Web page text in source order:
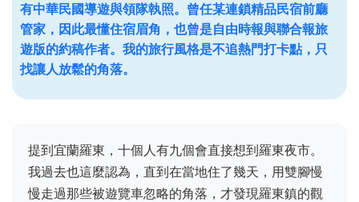
有中華民國導遊與領隊執照。曾任某連鎖精品民宿前廳
管家，因此最懂住宿眉角，也曾是自由時報與聯合報旅
遊版的約稿作者。我的旅行風格是不追熱門打卡點，只
找讓人放鬆的角落。
提到宜蘭羅東，十個人有九個會直接想到羅東夜市。
我過去也這麼認為，直到在當地住了幾天，用雙腳慢
慢走過那些被遊覽車忽略的角落，才發現羅東鎮的觀